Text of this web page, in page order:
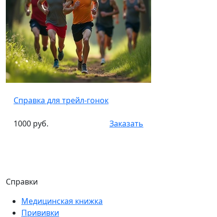
Справка для трейл-гонок
1000 руб. Заказать
Справки
Медицинская книжка
Прививки